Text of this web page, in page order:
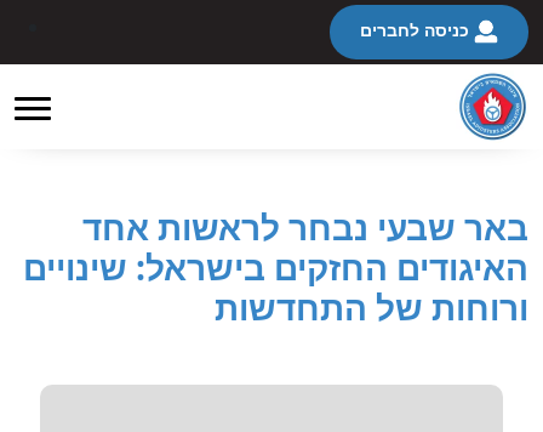
כניסה לחברים
באר שבעי נבחר לראשות אחד
האיגודים החזקים בישראל: שינויים
ורוחות של התחדשות